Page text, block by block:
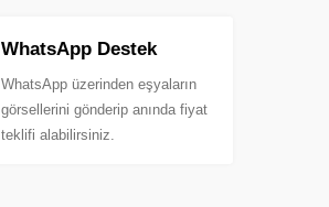
WhatsApp Destek
WhatsApp üzerinden eşyaların
görsellerini gönderip anında fiyat
teklifi alabilirsiniz.